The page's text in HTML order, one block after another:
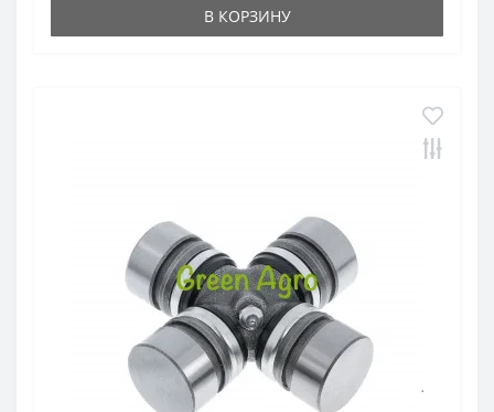
В КОРЗИНУ